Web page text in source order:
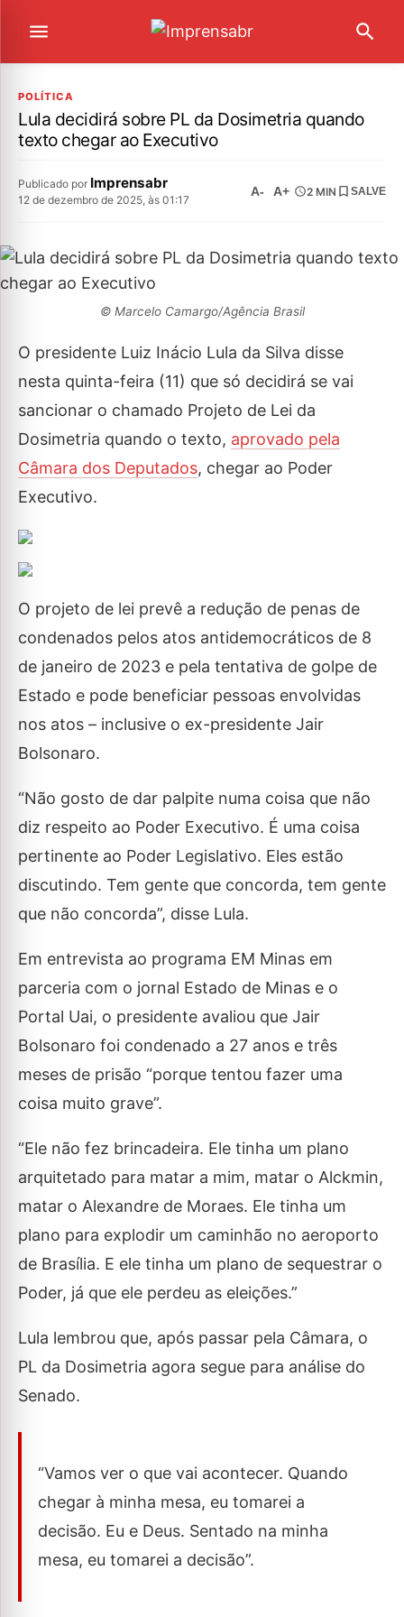
POLÍTICA
Lula decidirá sobre PL da Dosimetria quando
texto chegar ao Executivo
Publicado por Imprensabr
12 de dezembro de 2025, às 01:17
A- A+ 2 MIN SALVE
© Marcelo Camargo/Agência Brasil
O presidente Luiz Inácio Lula da Silva disse
nesta quinta-feira (11) que só decidirá se vai
sancionar o chamado Projeto de Lei da
Dosimetria quando o texto, aprovado pela
Câmara dos Deputados, chegar ao Poder
Executivo.
O projeto de lei prevê a redução de penas de
condenados pelos atos antidemocráticos de 8
de janeiro de 2023 e pela tentativa de golpe de
Estado e pode beneficiar pessoas envolvidas
nos atos – inclusive o ex-presidente Jair
Bolsonaro.
“Não gosto de dar palpite numa coisa que não
diz respeito ao Poder Executivo. É uma coisa
pertinente ao Poder Legislativo. Eles estão
discutindo. Tem gente que concorda, tem gente
que não concorda”, disse Lula.
Em entrevista ao programa EM Minas em
parceria com o jornal Estado de Minas e o
Portal Uai, o presidente avaliou que Jair
Bolsonaro foi condenado a 27 anos e três
meses de prisão “porque tentou fazer uma
coisa muito grave”.
“Ele não fez brincadeira. Ele tinha um plano
arquitetado para matar a mim, matar o Alckmin,
matar o Alexandre de Moraes. Ele tinha um
plano para explodir um caminhão no aeroporto
de Brasília. E ele tinha um plano de sequestrar o
Poder, já que ele perdeu as eleições.”
Lula lembrou que, após passar pela Câmara, o
PL da Dosimetria agora segue para análise do
Senado.
“Vamos ver o que vai acontecer. Quando
chegar à minha mesa, eu tomarei a
decisão. Eu e Deus. Sentado na minha
mesa, eu tomarei a decisão”.